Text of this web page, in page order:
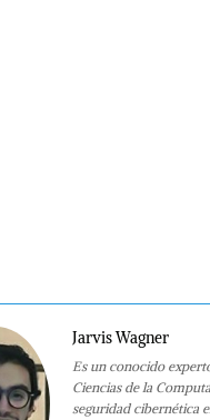
Jarvis Wagner
Es un conocido
Ciencias de la
seguridad cibernética